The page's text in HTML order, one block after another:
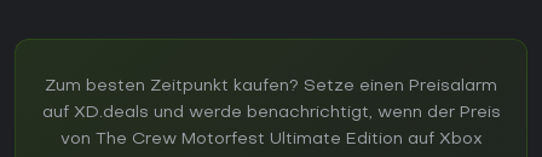
Zum besten Zeitpunkt kaufen? Setze einen Preisalarm
auf XD.deals und werde benachrichtigt, wenn der Preis
von The Crew Motorfest Ultimate Edition auf Xbox